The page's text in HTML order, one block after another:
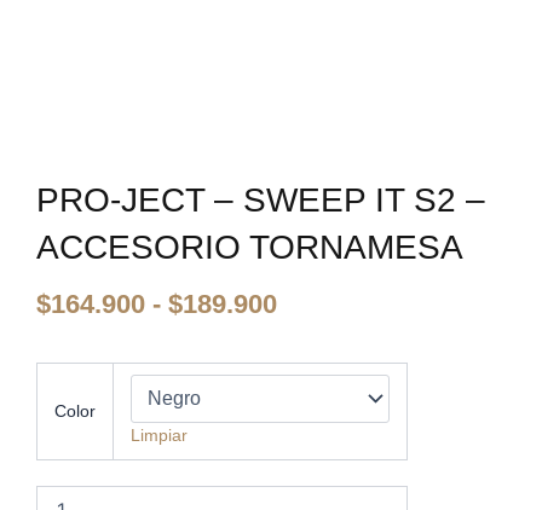
PRO-JECT – SWEEP IT S2 –
ACCESORIO TORNAMESA
$164.900 - $189.900Rango
desde
$164.900
hasta
$189.900
Color
Limpiar